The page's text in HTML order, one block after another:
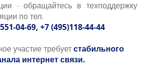
- обращайтесь в техподдержку
по тел.
04-69, +7 (495)118-44-44
участие требуетстабильного
интернет связи.